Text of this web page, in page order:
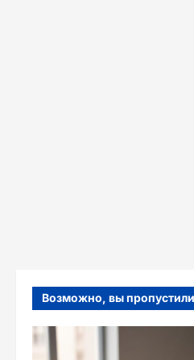
Возможно, вы пропустили